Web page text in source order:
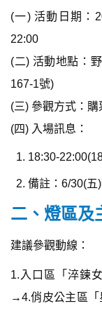
(一) 活動日期：
22:00
(二) 活動地點：
167-1號)
(三) 參觀方式：
(四) 入場訊息：
18:30-
備註：6/30(五
二、燈區及
建議參觀動線：
1.入口區「淬鍊
→4.俏皮公主區